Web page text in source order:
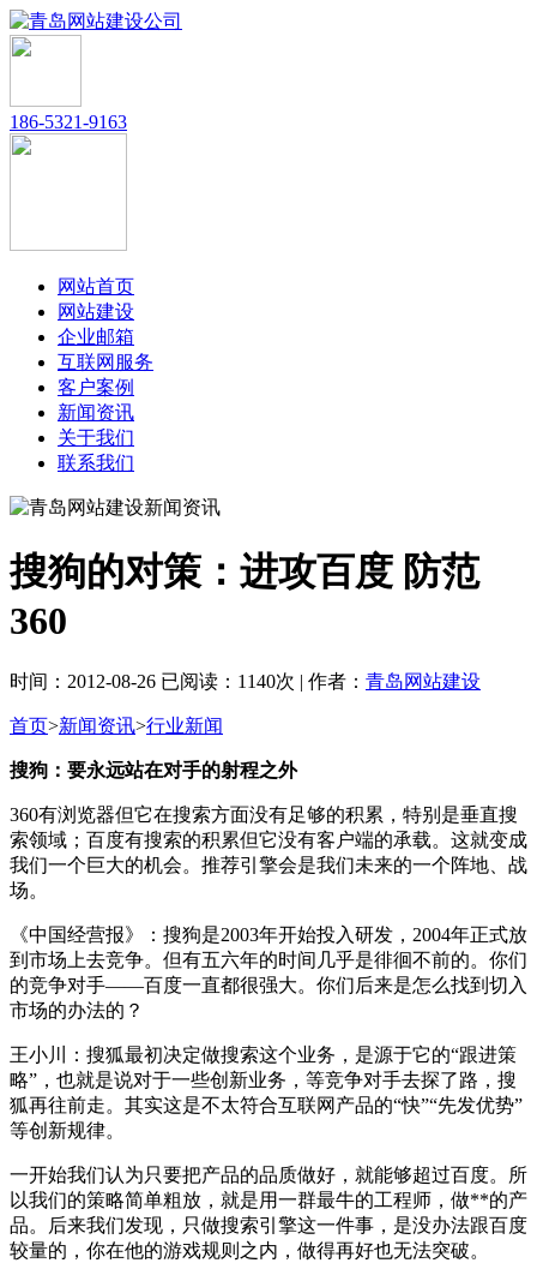
186-5321-9163
网站首页
网站建设
企业邮箱
互联网服务
客户案例
新闻资讯
关于我们
联系我们
搜狗的对策：进攻百度 防范
360
时间：2012-08-26 已阅读：1140次 | 作者： 青岛网站建设
首页>新闻资讯>行业新闻
搜狗：要永远站在对手的射程之外
360有浏览器但它在搜索方面没有足够的积累，特别是垂直搜
索领域；百度有搜索的积累但它没有客户端的承载。这就变成
我们一个巨大的机会。推荐引擎会是我们未来的一个阵地、战
场。
《中国经营报》：搜狗是2003年开始投入研发，2004年正式放
到市场上去竞争。但有五六年的时间几乎是徘徊不前的。你们
的竞争对手——百度一直都很强大。你们后来是怎么找到切入
市场的办法的？
王小川：搜狐最初决定做搜索这个业务，是源于它的“跟进策
略”，也就是说对于一些创新业务，等竞争对手去探了路，搜
狐再往前走。其实这是不太符合互联网产品的“快”“先发优势”
等创新规律。
一开始我们认为只要把产品的品质做好，就能够超过百度。所
以我们的策略简单粗放，就是用一群最牛的工程师，做**的产
品。后来我们发现，只做搜索引擎这一件事，是没办法跟百度
较量的，你在他的游戏规则之内，做得再好也无法突破。